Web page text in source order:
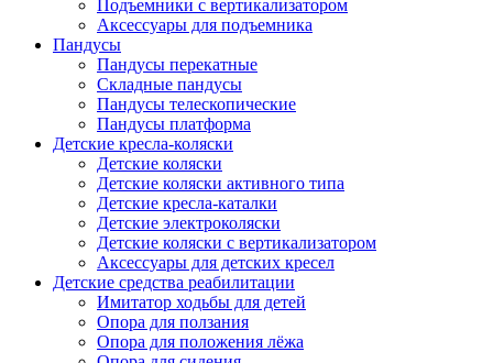
Подъемники с вертикализатором
Аксессуары для подъемника
Пандусы
Пандусы перекатные
Складные пандусы
Пандусы телескопические
Пандусы платформа
Детские кресла-коляски
Детские коляски
Детские коляски активного типа
Детские кресла-каталки
Детские электроколяски
Детские коляски с вертикализатором
Аксессуары для детских кресел
Детские средства реабилитации
Имитатор ходьбы для детей
Опора для ползания
Опора для положения лёжа